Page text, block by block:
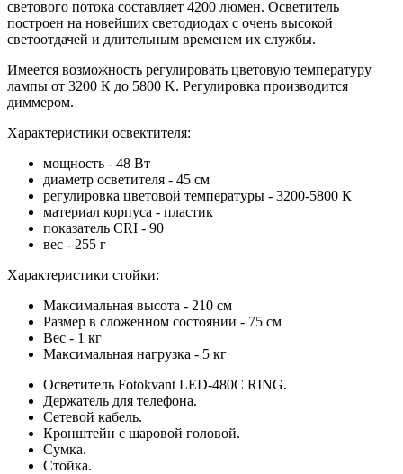
светового потока составляет 4200 люмен. Осветитель
построен на новейших светодиодах с очень высокой
светоотдачей и длительным временем их службы.
Имеется возможность регулировать цветовую температуру
лампы от 3200 К до 5800 K. Регулировка производится
диммером.
Характеристики освектителя:
мощность - 48 Вт
диаметр осветителя - 45 см
регулировка цветовой температуры - 3200-5800 К
материал корпуса - пластик
показатель CRI - 90
вес - 255 г
Характеристики стойки:
Максимальная высота - 210 см
Размер в сложенном состоянии - 75 см
Вес - 1 кг
Максимальная нагрузка - 5 кг
Осветитель Fotokvant LED-480C RING.
Держатель для телефона.
Сетевой кабель.
Кронштейн с шаровой головой.
Сумка.
Стойка.